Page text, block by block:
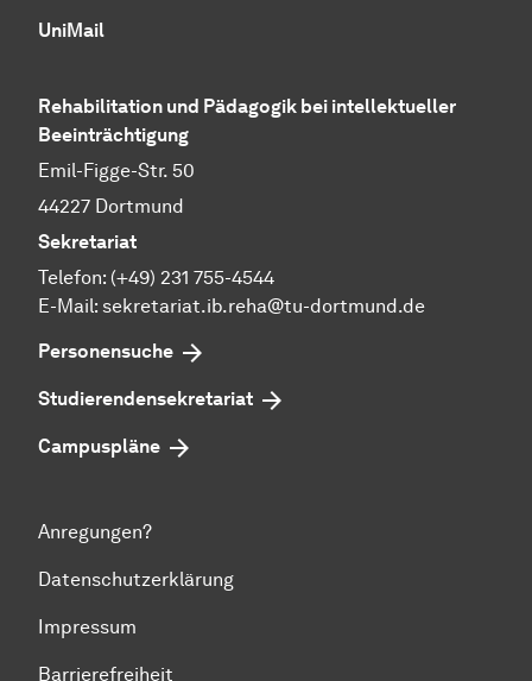
UniMail
Rehabilitation und Pädagogik bei intellektueller
Beeinträchtigung
Emil-Figge-Str. 50
44227 Dortmund
Sekretariat
Telefon: (+49) 231 755-4544
E-Mail: sekretariat.ib.reha@tu-dortmund.de
Personensuche
Studierendensekretariat
Campuspläne
Anregungen?
Datenschutzerklärung
Impressum
Barrierefreiheit